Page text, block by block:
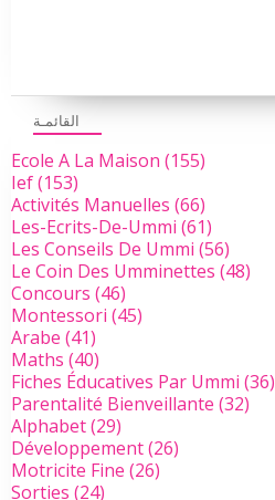
القائمـة
Ecole A La Maison (155)
Ief(153)
Activités Manuelles (66)
Les-Ecrits-De-Ummi (61)
Les Conseils De Ummi (56)
Le Coin Des Umminettes (48)
Concours (46)
Montessori (45)
Arabe (41)
Maths (40)
Fiches Éducatives Par Ummi (36)
Parentalité Bienveillante (32)
Alphabet(29)
Développement(26)
Motricite Fine (26)
Sorties (24)